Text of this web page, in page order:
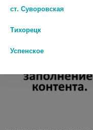
ст. Суворовская
Тихорецк
Успенское